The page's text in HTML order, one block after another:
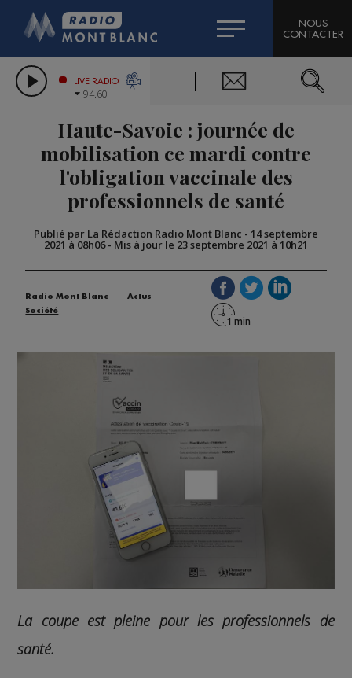
LES CHRONIQUES DE L'EXPERT
CITIZEN MACHINERY
GRAND MASSIF DOMAINES SKIABLES
BIGARD
COMPAGNIE DU MONT-BLANC
NOUS
CONTACTER
LIVE RADIO
94.60
Haute-Savoie : journée de
mobilisation ce mardi contre
l'obligation vaccinale des
professionnels de santé
Publié par La Rédaction Radio Mont Blanc - 14 septembre
2021 à 08h06- Mis à jour le 23 septembre 2021 à 10h21
Radio Mont Blanc
Actus
Société
La coupe est pleine pour les professionnels de
santé.